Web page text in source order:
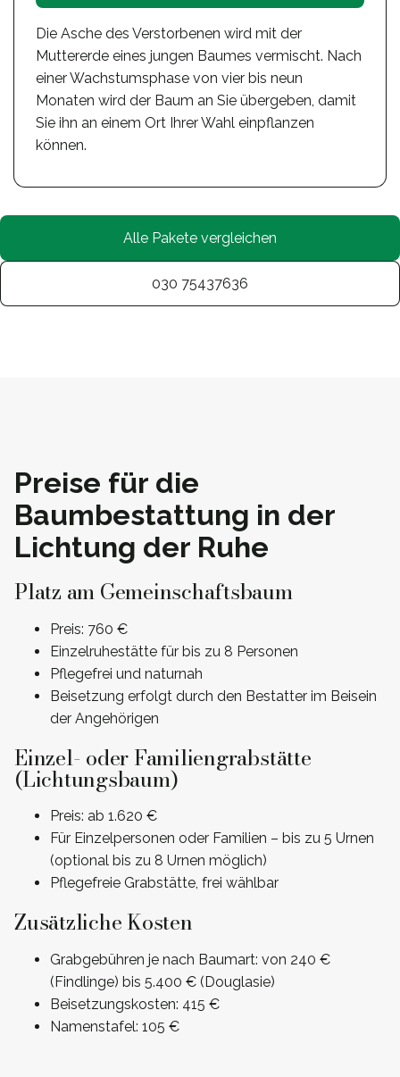
Die Asche des Verstorbenen wird mit der
Muttererde eines jungen Baumes vermischt. Nach
einer Wachstumsphase von vier bis neun
Monaten wird der Baum an Sie übergeben, damit
Sie ihn an einem Ort Ihrer Wahl einpflanzen
können.
Alle Pakete vergleichen
030 75437636
Preise für die
Baumbestattung in der
Lichtung der Ruhe
Platz am Gemeinschaftsbaum
Preis: 760 €
Einzelruhestätte für bis zu 8 Personen
Pflegefrei und naturnah
Beisetzung erfolgt durch den Bestatter im Beisein
der Angehörigen
Einzel- oder Familiengrabstätte
(Lichtungsbaum)
Preis: ab 1.620 €
Für Einzelpersonen oder Familien – bis zu 5 Urnen
(optional bis zu 8 Urnen möglich)
Pflegefreie Grabstätte, frei wählbar
Zusätzliche Kosten
Grabgebühren je nach Baumart: von 240 €
(Findlinge) bis 5.400 € (Douglasie)
Beisetzungskosten: 415 €
Namenstafel: 105 €